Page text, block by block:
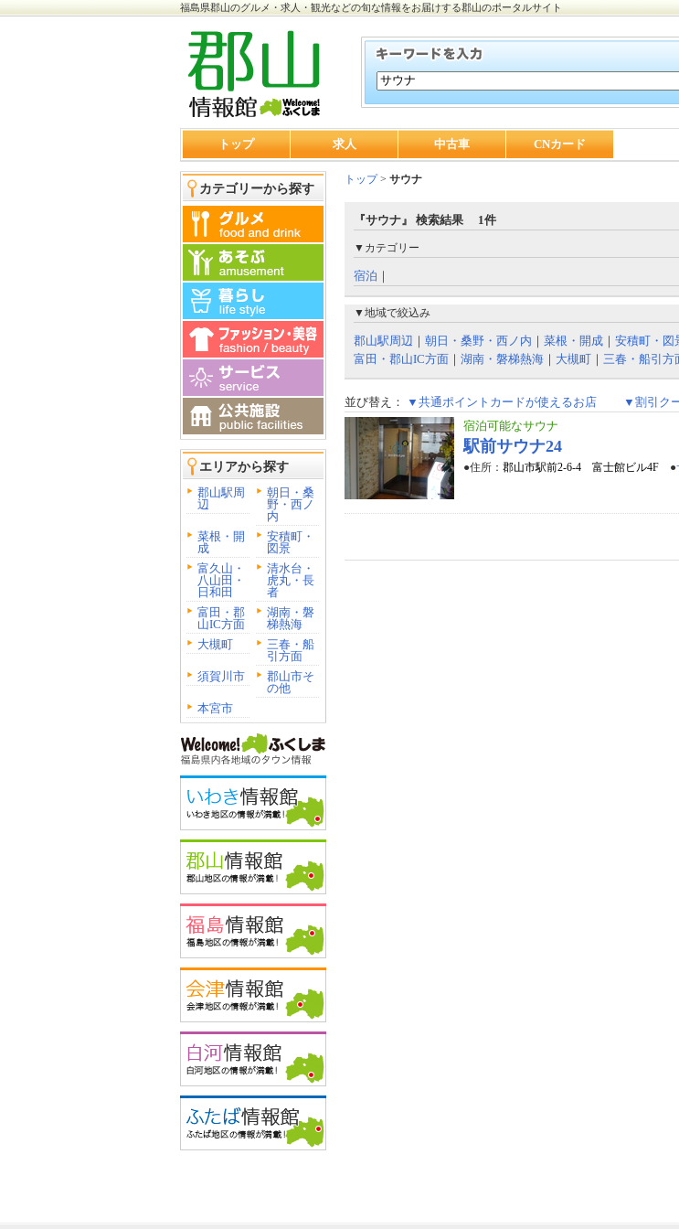
福島県郡山のグルメ・求人・観光などの旬な情報をお届けする郡山のポータルサイト
トップ 求人 中古車 CNカード
カテゴリーから探す
エリアから探す
郡山駅周
辺
朝日・桑
野・西ノ
内
菜根・開
成
安積町・
図景
富久山・
八山田・
日和田
清水台・
虎丸・長
者
富田・郡
山IC方面
湖南・磐
梯熱海
大槻町
三春・船
引方面
須賀川市
郡山市そ
の他
本宮市
トップ> サウナ
『サウナ』 検索結果 1件
▼カテゴリー
宿泊 ｜
▼地域で絞込み
郡山駅周辺 ｜ 朝日・桑野・西ノ内 ｜ 菜根・開成 ｜ 安積町・図
富田・郡山IC方面 ｜ 湖南・磐梯熱海 ｜ 大槻町 ｜ 三春・船引方
並び替え： ▼共通ポイントカードが使えるお店
▼割引ク
宿泊可能なサウナ
駅前サウナ24
●住所： 郡山市駅前2-6-4 富士館ビル4F ●